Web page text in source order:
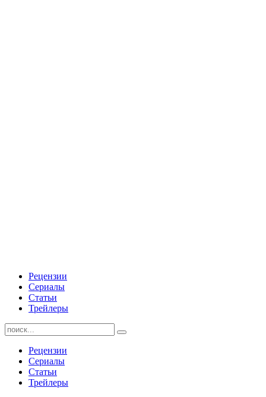
Рецензии
Сериалы
Статьи
Трейлеры
Найти:
Рецензии
Сериалы
Статьи
Трейлеры